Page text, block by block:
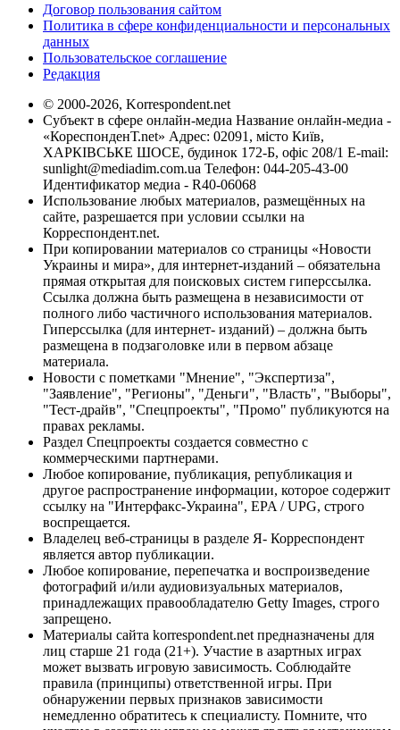
Договор пользования сайтом
Политика в сфере конфиденциальности и персональных
данных
Пользовательское соглашение
Редакция
© 2000-2026, Korrespondent.net
Субъект в сфере онлайн-медиа Название онлайн-медиа -
«КореспонденТ.net» Адрес: 02091, місто Київ,
ХАРКІВСЬКЕ ШОСЕ, будинок 172-Б, офіс 208/1 E-mail:
sunlight@mediadim.com.ua Телефон: 044-205-43-00
Идентификатор медиа - R40-06068
Использование любых материалов, размещённых на
сайте, разрешается при условии ссылки на
Корреспондент.net.
При копировании материалов со страницы «Новости
Украины и мира», для интернет-изданий – обязательна
прямая открытая для поисковых систем гиперссылка.
Ссылка должна быть размещена в независимости от
полного либо частичного использования материалов.
Гиперссылка (для интернет- изданий) – должна быть
размещена в подзаголовке или в первом абзаце
материала.
Новости с пометками "Мнение", "Экспертиза",
"Заявление", "Регионы", "Деньги", "Власть", "Выборы",
"Тест-драйв", "Спецпроекты", "Промо" публикуются на
правах рекламы.
Раздел Спецпроекты создается совместно с
коммерческими партнерами.
Любое копирование, публикация, републикация и
другое распространение информации, которое содержит
ссылку на "Интерфакс-Украина", EPA / UPG, строго
воспрещается.
Владелец веб-страницы в разделе Я- Корреспондент
является автор публикации.
Любое копирование, перепечатка и воспроизведение
фотографий и/или аудиовизуальных материалов,
принадлежащих правообладателю Getty Images, строго
запрещено.
Материалы сайта korrespondent.net предназначены для
лиц старше 21 года (21+). Участие в азартных играх
может вызвать игровую зависимость. Соблюдайте
правила (принципы) ответственной игры. При
обнаружении первых признаков зависимости
немедленно обратитесь к специалисту. Помните, что